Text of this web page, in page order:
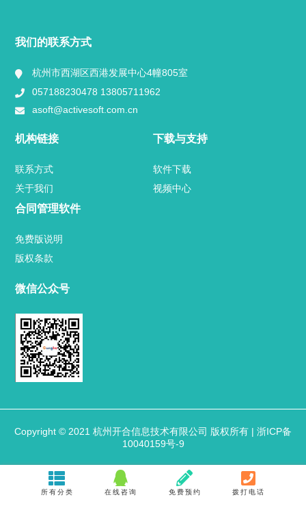
用户案例
业内新闻
官方博客
关于我们
联系方式
热门标签 TAG
机构链接
联系方式 关于我们
免费版说明 版权条款
我们的联系方式
杭州市西湖区西港发展中心4幢805室
057188230478 13805711962
asoft@activesoft.com.cn
机构链接
联系方式
关于我们
下载与支持
软件下载
视频中心
合同管理软件
免费版说明
版权条款
微信公众号
Copyright © 2021 杭州开合信息技术有限公司 版权所有 | 浙ICP备
10040159号-9
所有分类 在线咨询 免费预约 拨打电话